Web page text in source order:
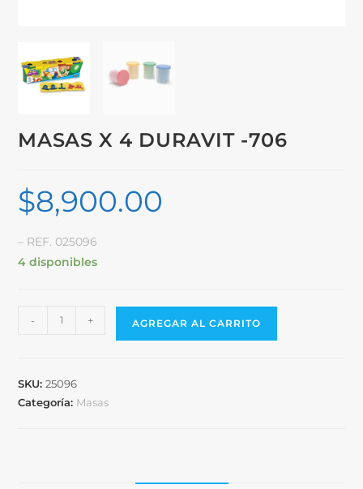
MASAS X 4 DURAVIT -706
$8,900.00
– REF. 025096
4 disponibles
- + AGREGAR AL CARRITO
SKU:25096
Categoría: Masas